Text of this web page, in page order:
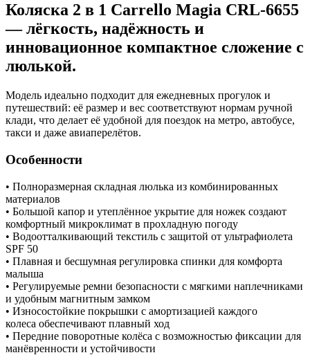
CRL-
Elm
Grey
Коляска 2 в 1 Carrello Magia CRL‑6655
— лёгкость, надёжность и
инновационное компактное сложение с
люлькой.
Модель идеально подходит для ежедневных прогулок и
путешествий: её размер и вес соответствуют нормам ручной
клади, что делает её удобной для поездок на метро, автобусе,
такси и даже авиаперелётов.
Особенности
• Полноразмерная складная люлька из комбинированных
материалов
• Большой капор и утеплённое укрытие для ножек создают
комфортный микроклимат в прохладную погоду
• Водоотталкивающий текстиль с защитой от ультрафиолета
SPF 50
• Плавная и бесшумная регулировка спинки для комфорта
малыша
• Регулируемые ремни безопасности с мягкими наплечниками
и удобным магнитным замком
• Износостойкие покрышки с амортизацией каждого
колеса обеспечивают плавный ход
• Передние поворотные колёса с возможностью фиксации для
манёвренности и устойчивости